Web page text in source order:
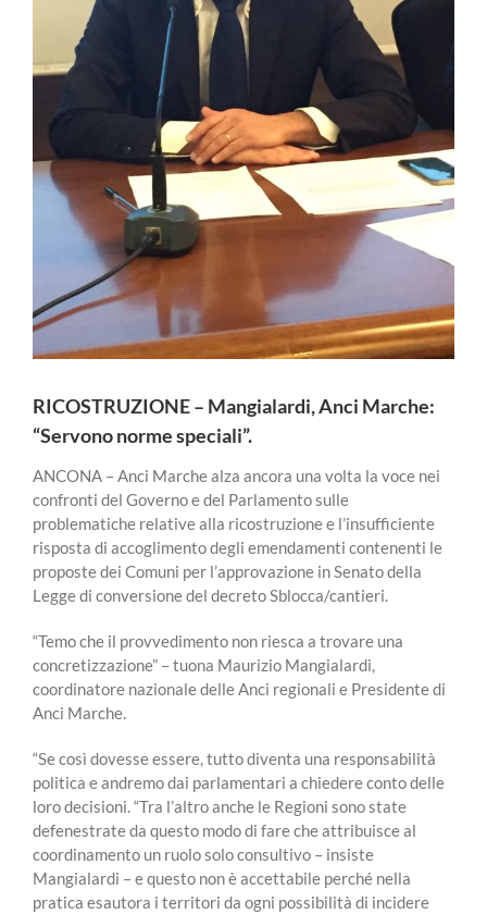
RICOSTRUZIONE – Mangialardi, Anci Marche:
“Servono norme speciali”.
ANCONA – Anci Marche alza ancora una volta la voce nei
confronti del Governo e del Parlamento sulle
problematiche relative alla ricostruzione e l’insufficiente
risposta di accoglimento degli emendamenti contenenti le
proposte dei Comuni per l’approvazione in Senato della
Legge di conversione del decreto Sblocca/cantieri.
“Temo che il provvedimento non riesca a trovare una
concretizzazione” – tuona Maurizio Mangialardi,
coordinatore nazionale delle Anci regionali e Presidente di
Anci Marche.
“Se così dovesse essere, tutto diventa una responsabilità
politica e andremo dai parlamentari a chiedere conto delle
loro decisioni. “Tra l’altro anche le Regioni sono state
defenestrate da questo modo di fare che attribuisce al
coordinamento un ruolo solo consultivo – insiste
Mangialardi – e questo non è accettabile perché nella
pratica esautora i territori da ogni possibilità di incidere